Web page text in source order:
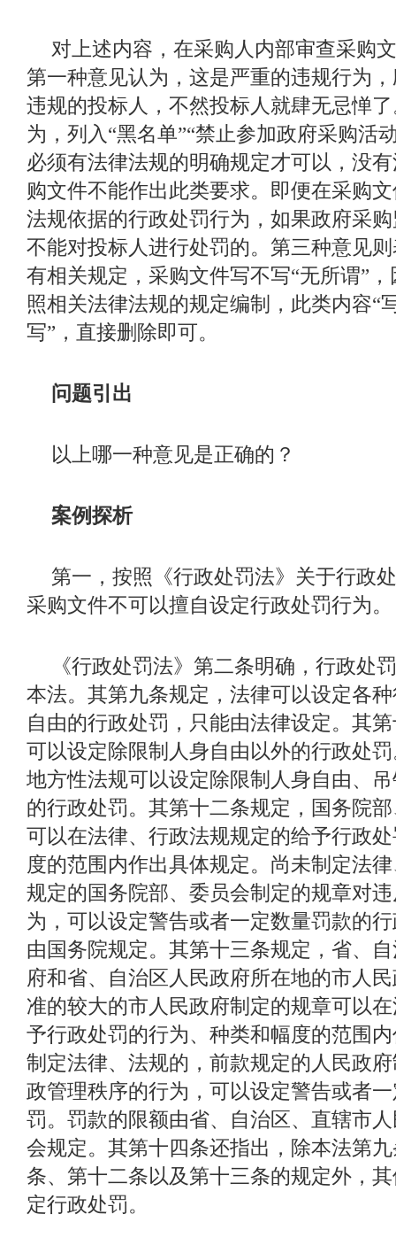
对上述内容，在采购人内部审查采购
第一种意见认为，这是严重的违规行为
违规的投标人，不然投标人就肆无忌惮
为，列入“黑名单”“禁止参加政府采购活
必须有法律法规的明确规定才可以，没
购文件不能作出此类要求。即便在采购
法规依据的行政处罚行为，如果政府采
不能对投标人进行处罚的。第三种意见
有相关规定，采购文件写不写“无所谓”
照相关法律法规的规定编制，此类内容“
写”，直接删除即可。
问题引出
以上哪一种意见是正确的？
案例探析
第一，按照《行政处罚法》关于行政
采购文件不可以擅自设定行政处罚行为。
《行政处罚法》第二条明确，行政处
本法。其第九条规定，法律可以设定各
自由的行政处罚，只能由法律设定。其
可以设定除限制人身自由以外的行政处
地方性法规可以设定除限制人身自由、
的行政处罚。其第十二条规定，国务院
可以在法律、行政法规规定的给予行政
度的范围内作出具体规定。尚未制定法
规定的国务院部、委员会制定的规章对
为，可以设定警告或者一定数量罚款的
由国务院规定。其第十三条规定，省、
府和省、自治区人民政府所在地的市人
准的较大的市人民政府制定的规章可以
予行政处罚的行为、种类和幅度的范围
制定法律、法规的，前款规定的人民政
政管理秩序的行为，可以设定警告或者
罚。罚款的限额由省、自治区、直辖市
会规定。其第十四条还指出，除本法第
条、第十二条以及第十三条的规定外，
定行政处罚。